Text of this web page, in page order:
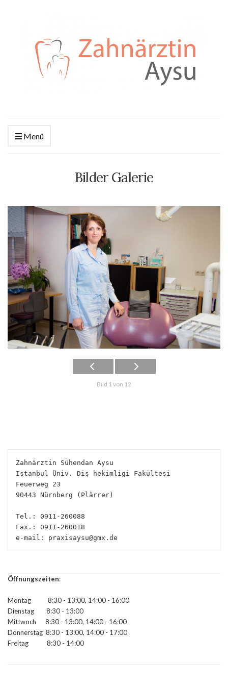
Menü
Bilder Galerie
Bild 1 von 12
Zahnärztin Sühendan Aysu
Istanbul Üniv. Diş hekimligi Fakültesi
Feuerweg 23
90443 Nürnberg (Plärrer)
Tel.: 0911-260088
Fax.: 0911-260018
e-mail: praxisaysu@gmx.de
Öffnungszeiten:
Montag 8:30 - 13:00, 14:00 - 16:00
Dienstag 8:30 - 13:00
Mittwoch 8:30 - 13:00, 14:00 - 16:00
Donnerstag 8:30 - 13:00, 14:00 - 17:00
Freitag 8:30 - 14:00